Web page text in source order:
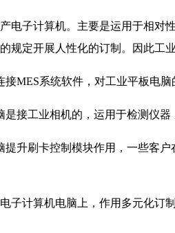
电子计算机。主要是运用于相
规定开展人性化的订制。因此工
MES系统软件，对工业平板电
是接工业相机的，运用于检测仪
提升刷卡控制模块作用，一些客
子计算机电脑上，作用多元化订